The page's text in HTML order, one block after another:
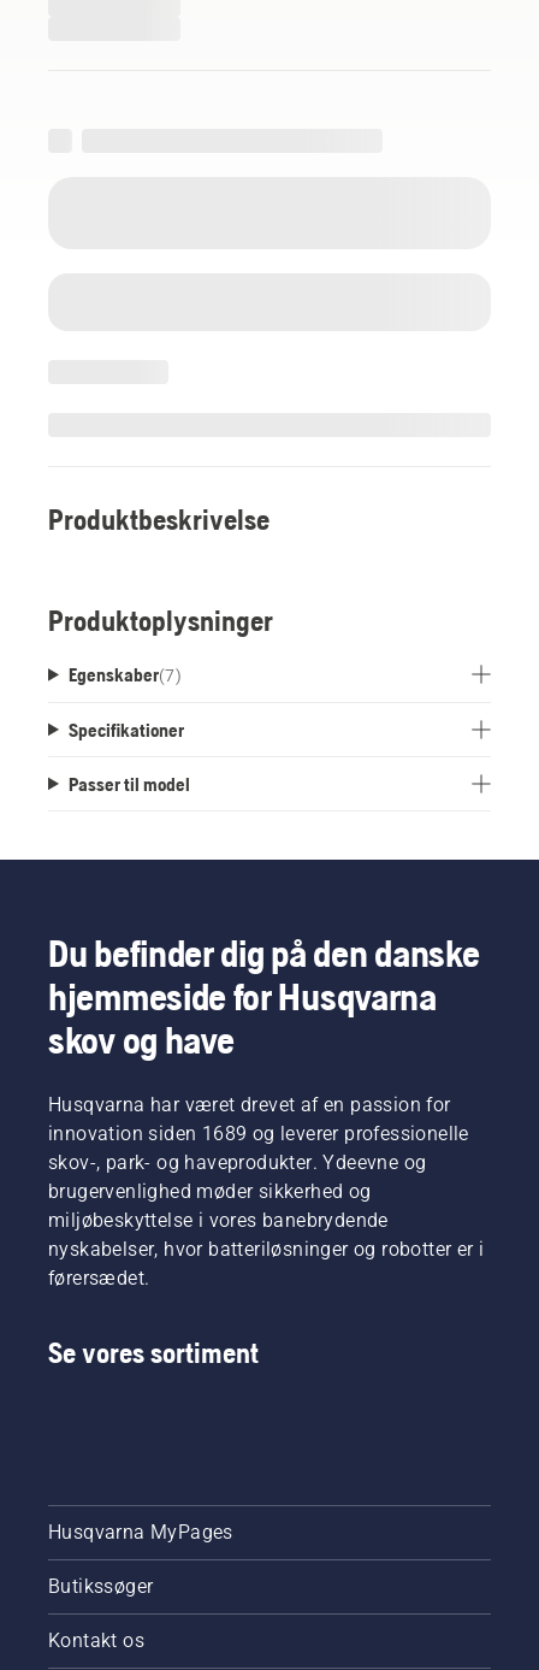
Produktbeskrivelse
Produktoplysninger
Egenskaber(7)
Specifikationer
Passer til model
Du befinder dig på den danske
hjemmeside for Husqvarna
skov og have
Husqvarna har været drevet af en passion for
innovation siden 1689 og leverer professionelle
skov-, park- og haveprodukter. Ydeevne og
brugervenlighed møder sikkerhed og
miljøbeskyttelse i vores banebrydende
nyskabelser, hvor batteriløsninger og robotter er i
førersædet.
Se vores sortiment
Husqvarna MyPages
Butikssøger
Kontakt os